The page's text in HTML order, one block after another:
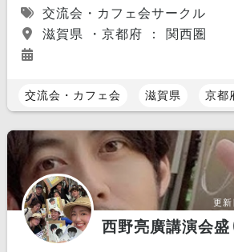
交流会・カフェ会サークル
滋賀県 ・京都府 ： 関西圏
交流会・カフェ会 滋賀県 京都
更新
西野亮廣講演会